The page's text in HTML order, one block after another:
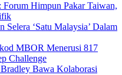
Himpun Pakar Taiwan,
Selera ‘Satu Malaysia’ Dalam
MBOR Menerusi 817
Challenge
Bawa Kolaborasi